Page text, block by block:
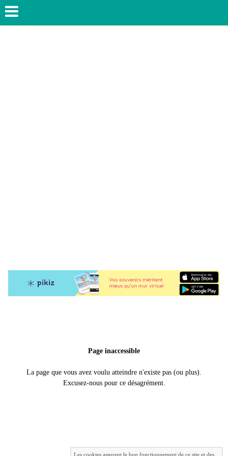
Page inaccessible
La page que vous avez voulu atteindre n'existe pas (ou plus).
Excusez-nous pour ce désagrément.
Les cookies assurent le bon fonctionnement de ce site et des